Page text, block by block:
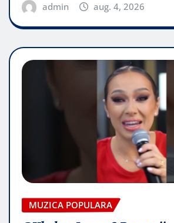
admin aug. 4, 2026
MUZICA POPULARA